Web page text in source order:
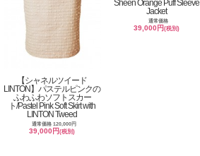
【シャネルツイード
LINTON】パステルピンクの
ふわふわソフトスカー
ト/Pastel Pink Soft Skirt with
LINTON Tweed
通常価格 120,000円
39,000円(税別)
Sheen Orange Puff Sleeve
Jacket
通常価格
39,000円(税別)